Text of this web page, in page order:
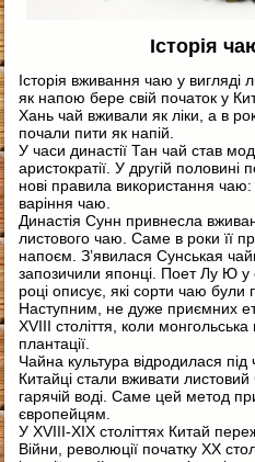
Історія
Історія вживання чаю у вигляді
як напою бере свій початок у
Хань чай вживали як ліки, а в
почали пити як напій.
У часи династії Тан чай став
аристократії. У другій половині
нові правила використання чаю:
варіння чаю.
Династія Сунн привнесла
листового чаю. Саме в роки її
напоєм. З’явилася Сунськая
запозичили японці. Поет Лу Ю у
році описує, які сорти чаю
Наступним, не дуже приємних
XVIII століття, коли
плантації.
Чайна культура відродилася під
Китайці стали вживати
гарячій воді. Саме цей метод
європейцям.
У XVIII-XIX століттях Китай
Війни, революції початку ХХ